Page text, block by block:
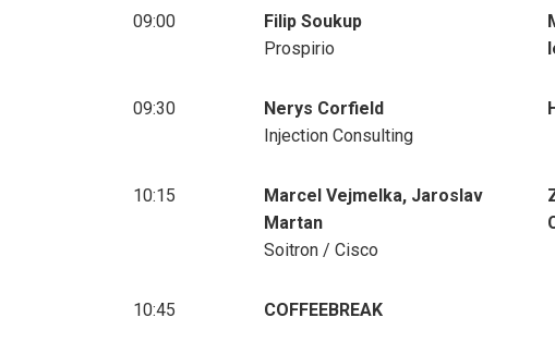
09:00
Filip Soukup
Prospirio
09:30
Nerys Corfield
Injection Consulting
10:15
Marcel Vejmelka, Jaroslav
Martan
Soitron / Cisco
10:45 COFFEEBREAK